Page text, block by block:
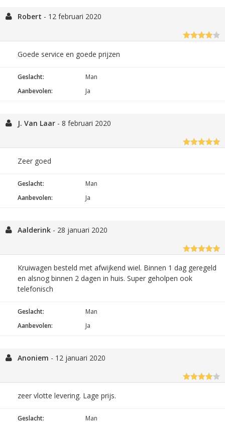
Robert - 12 februari 2020
Goede service en goede prijzen
Geslacht:
Man
Aanbevolen:
Ja
J. Van Laar - 8 februari 2020
Zeer goed
Geslacht:
Man
Aanbevolen:
Ja
Aalderink - 28 januari 2020
Kruiwagen besteld met afwijkend wiel. Binnen 1 dag geregeld
en alsnog binnen 2 dagen in huis. Super geholpen ook
telefonisch
Geslacht:
Man
Aanbevolen:
Ja
Anoniem - 12 januari 2020
zeer vlotte levering. Lage prijs.
Geslacht: Man